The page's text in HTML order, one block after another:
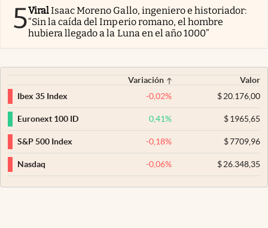
5ViralIsaac Moreno Gallo, ingeniero e historiador:
“Sin la caída del Imperio romano, el hombre
hubiera llegado a la Luna en el año 1000”
Variación
Valor
Ibex 35 Index
-0,02% $20.176,00
Euronext 100 ID 0,41% $1965,65
S&P 500 Index -0,18% $7709,96
Nasdaq -0,06% $26.348,35